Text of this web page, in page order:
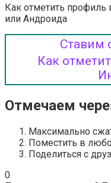
Как отметить профиль
или Андроида
Ставим
Как
Отмечаем
Максимально
Поместить в
Поделиться с
0